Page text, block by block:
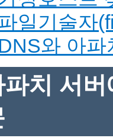
일기술자
와 아
파치 서